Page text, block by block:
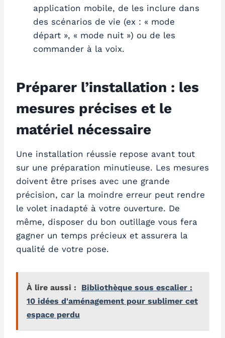
application mobile, de les inclure dans
des scénarios de vie (ex : « mode
départ », « mode nuit ») ou de les
commander à la voix.
Préparer l’installation : les
mesures précises et le
matériel nécessaire
Une installation réussie repose avant tout
sur une préparation minutieuse. Les mesures
doivent être prises avec une grande
précision, car la moindre erreur peut rendre
le volet inadapté à votre ouverture. De
même, disposer du bon outillage vous fera
gagner un temps précieux et assurera la
qualité de votre pose.
À lire aussi :
Bibliothèque sous escalier :
10 idées d'aménagement pour sublimer cet
espace perdu